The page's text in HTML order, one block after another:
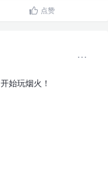
点赞
开始玩烟火！